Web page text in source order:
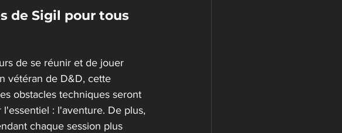
de Sigil pour tous
de se réunir et de jouer
vétéran de D&D, cette
obstacles techniques seront
: l'aventure. De plus,
chaque session plus